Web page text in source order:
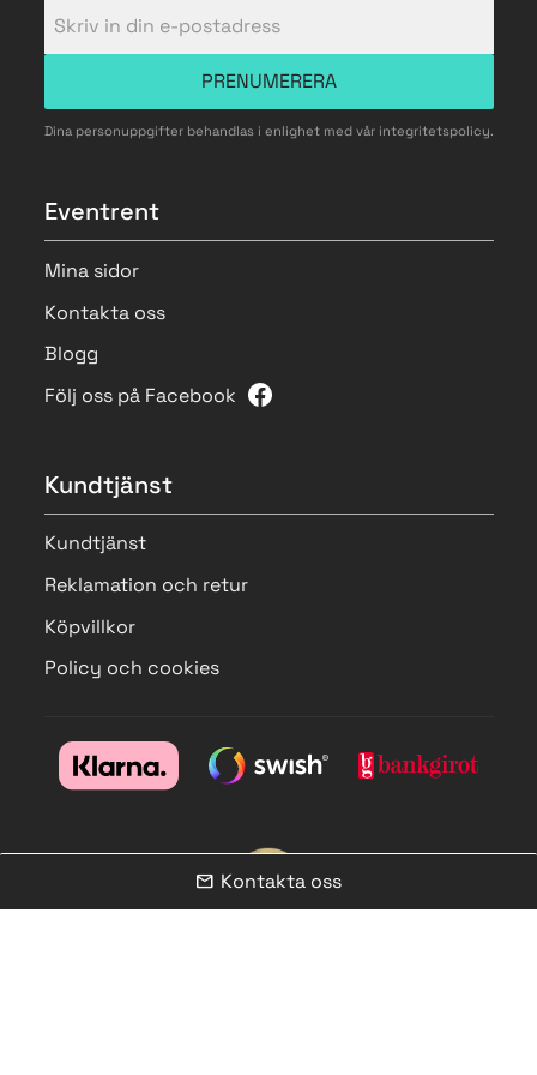
PRENUMERERA
Dina personuppgifter behandlas i enlighet med vår integritetspolicy.
Eventrent
Mina sidor
Kontakta oss
Blogg
Följ oss på Facebook
Kundtjänst
Kundtjänst
Reklamation och retur
Köpvillkor
Policy och cookies
mail Kontakta oss